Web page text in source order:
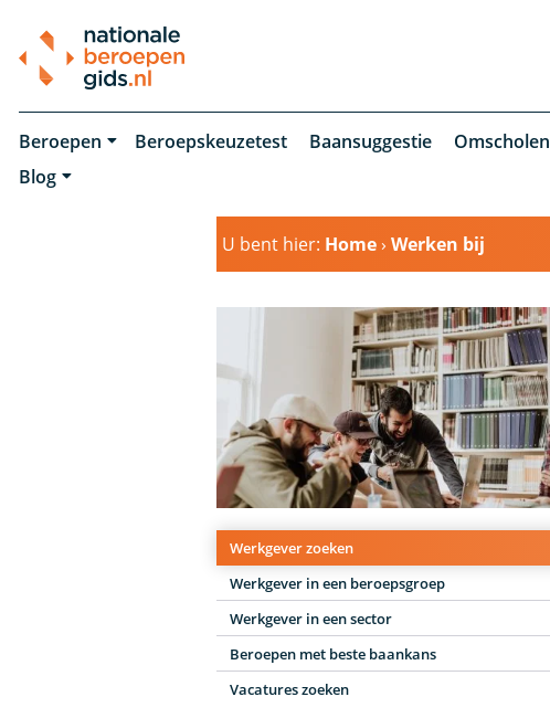
Beroepen Beroepskeuzetest Baansuggestie Omscholen
Blog
U bent hier: Home›Werken bij
Werkgever zoeken
Werkgever in een beroepsgroep
Werkgever in een sector
Beroepen met beste baankans
Vacatures zoeken